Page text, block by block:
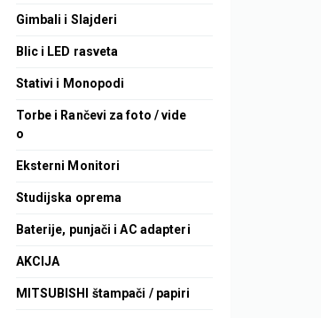
Gimbali i Slajderi
Blic i LED rasveta
Stativi i Monopodi
Torbe i Rančevi za foto / vide
o
Eksterni Monitori
Studijska oprema
Baterije, punjači i AC adapteri
AKCIJA
MITSUBISHI štampači / papiri